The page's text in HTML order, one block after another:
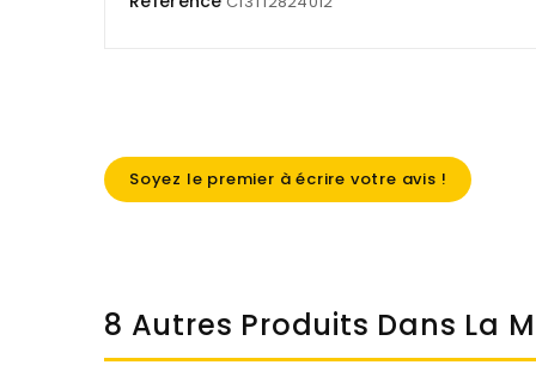
Soyez le premier à écrire votre avis !
8 Autres Produits Dans La